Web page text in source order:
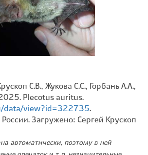
С.В., Жукова С.С., Горбань А.А.,
Plecotus auritus.
data/view?id=322735.
Загружено: Сергей Крускоп
автоматически, поэтому в ней